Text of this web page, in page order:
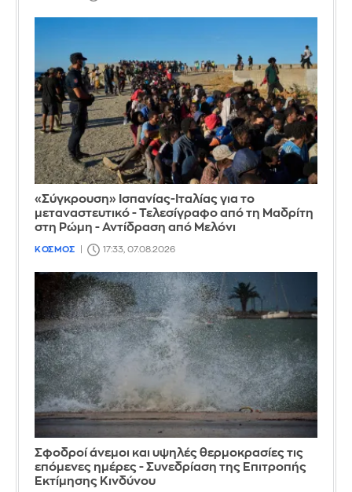
«Σύγκρουση» Ισπανίας-Ιταλίας για το
μεταναστευτικό - Τελεσίγραφο από τη Μαδρίτη
στη Ρώμη - Αντίδραση από Μελόνι
ΚΟΣΜΟΣ 17:33, 07.08.2026
Σφοδροί άνεμοι και υψηλές θερμοκρασίες τις
επόμενες ημέρες - Συνεδρίαση της Επιτροπής
Εκτίμησης Κινδύνου